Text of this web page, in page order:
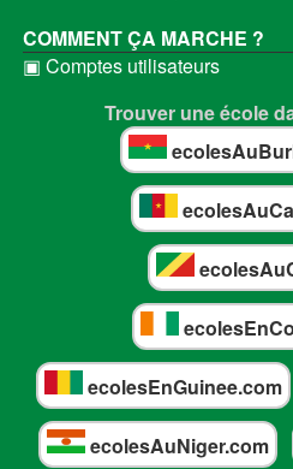
COMMENT ÇA MARCHE ?
▣ Comptes utilisateurs
Trouver une école
ecolesEnGuinee.com
ecolesAuNiger.com